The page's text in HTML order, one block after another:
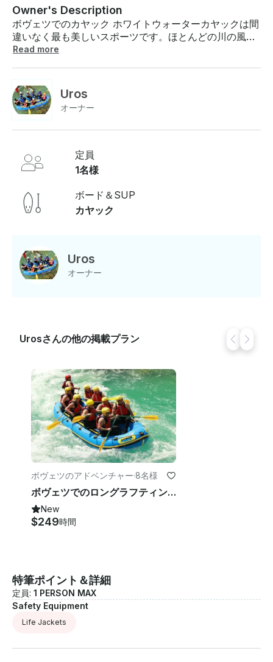
Owner's Description
ボヴェツでのカヤック ホワイトウォーターカヤックは間
違いなく最も美しいスポーツです。ほとんどの川の風景
は手つかずの自然で、流されながらもさまざまなチャレ
のやり方を学び、地球全体で移動できる限り安全にカヤ
ックを続けることができます。必要なのは、良い姿勢と
健全な冒険心だけです。交通渋滞を避けてフローティン
友人とパドルを漕いでいます。恐れることもあるかもし
れません。カヤックで体を鍛えましょう 。私たちはさま
ざまなプログラムを提供しています。ソカでの約1時間半
のガイド付きツアーから、数日間のカヤックスクールま
で、各セッションでソカで2〜2時間半かかります 。料金
ガイド付きカヤックツアー (1.5時間)-1人あたり42ユーロ
ございましたら、お支払い前にGetMyBoatのメッセージ
ングプラットフォームを通じて回答できます。「予約を
リクエスト」をクリックして、カスタムオファーのお問
Read more
Uros
オーナー
定員
1名様
ボード＆SUP
カヤック
Uros
オーナー
Urosさんの他の掲載プラン
ボヴェツのアドベンチャー·8名様
ボヴェツでのロングラフティング
New
$249時間
特筆ポイント＆詳細
定員: 1 PERSON MAX
Safety Equipment
Life Jackets